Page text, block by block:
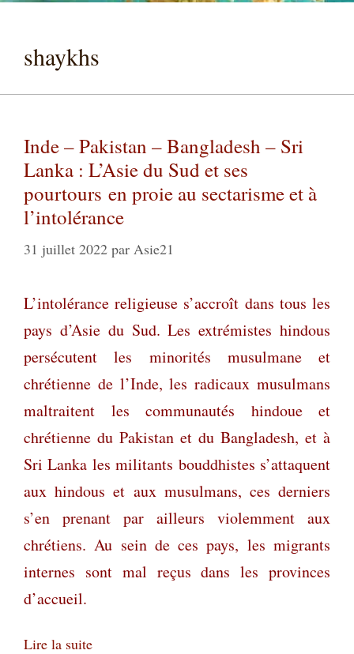
shaykhs
Inde – Pakistan – Bangladesh – Sri
Lanka : L’Asie du Sud et ses
pourtours en proie au sectarisme et à
l’intolérance
31 juillet 2022 par Asie21
L’intolérance religieuse s’accroît dans tous les
pays d’Asie du Sud. Les extrémistes hindous
persécutent les minorités musulmane et
chrétienne de l’Inde, les radicaux musulmans
maltraitent les communautés hindoue et
chrétienne du Pakistan et du Bangladesh, et à
Sri Lanka les militants bouddhistes s’attaquent
aux hindous et aux musulmans, ces derniers
s’en prenant par ailleurs violemment aux
chrétiens. Au sein de ces pays, les migrants
internes sont mal reçus dans les provinces
d’accueil.
Lire la suite